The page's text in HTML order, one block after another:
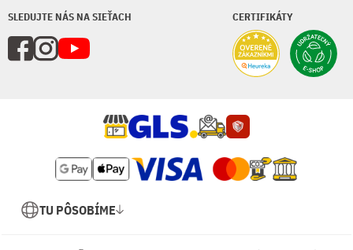
SLEDUJTE NÁS NA SIEŤACH CERTIFIKÁTY
TU PÔSOBÍME